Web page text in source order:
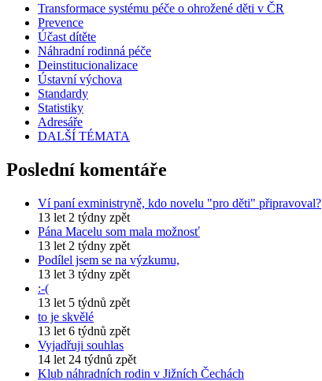
Transformace systému péče o ohrožené děti v ČR
Prevence
Účast dítěte
Náhradní rodinná péče
Deinstitucionalizace
Ústavní výchova
Standardy
Statistiky
Adresáře
DALŠÍ TÉMATA
Poslední komentáře
Ví paní exministryně, kdo novelu "pro děti" připravoval?
13 let 2 týdny zpět
Pána Macelu som mala možnosť
13 let 2 týdny zpět
Podílel jsem se na výzkumu,
13 let 3 týdny zpět
:-(
13 let 5 týdnů zpět
to je skvělé
13 let 6 týdnů zpět
Vyjadřuji souhlas
14 let 24 týdnů zpět
Klub náhradních rodin v Jižních Čechách